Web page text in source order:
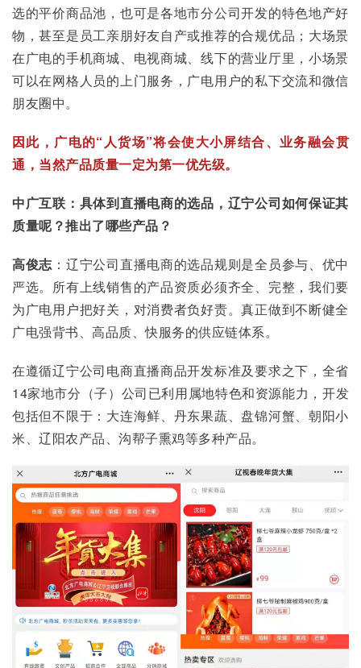
选的平价商品池，也可是各地市分公司开发的特色地产好
物，甚至是员工亲朋好友自产或推荐的合规优品；大场景
在广电的手机商城、电视商城、线下的营业厅里，小场景
可以在网格人员的上门服务，广电用户的私下交流和微信
朋友圈中。
因此，广电的“人货场”将会使大小屏结合、 业务融会贯
通 ， 当然产品质量一定为第一优先级。
中广互联：具体到直播电商的选品，辽宁公司如何保证其
质量呢？推出了哪些产品？
高俊志 ：辽宁公司直播电商的选品规则是全员参与、优中
严选。所有上线销售的产品资质必须齐全、完整，我们要
为广电用户把好关，对消费者负好责。真正做到不断健全
广电强背书、高品质、快服务的供应链体系。
在遵循辽宁公司电商直播商品开发标准及要求之下，全省
14家地市分（子）公司已利用属地特色和资源能力，开发
包括但不限于：大连海鲜、丹东果蔬、盘锦河蟹、朝阳小
米、辽阳农产品、沟帮子熏鸡等多种产品。